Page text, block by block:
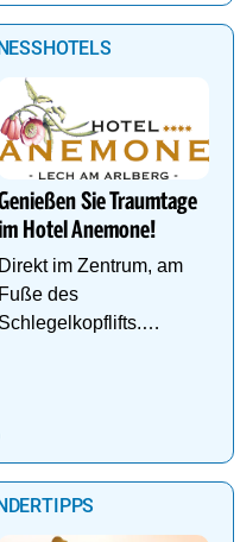
Sie Traumtage
Hotel Anemone!
Direkt im Zentrum, am
Fuße des
Schlegelkopflifts.